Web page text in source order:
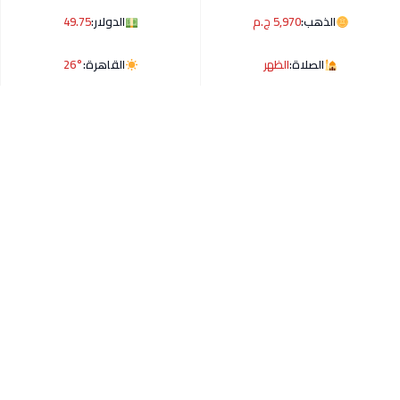
الذهب:5,970 ج.م الدولار:49.75
الصلاة:الظهر القاهرة:26°